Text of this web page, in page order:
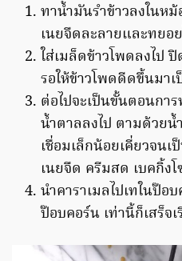
ทาน้ำมันรำข้าวลงในห
เนยจืดละลายและทยอ
ใส่เมล็ดข้าวโพดลงไป
รอให้ข้าวโพดดีดขึ้นมา
ต่อไปจะเป็นขั้นตอนกา
น้ำตาลลงไป ตามด้วยน้
เชื่อมเล็กน้อยเคี่ยวจน
เนยจืด ครีมสด เบคกิ้ง
นำคาราเมลไปเทในป๊อ
ป๊อบคอร์น เท่านี้ก็เสร็จ